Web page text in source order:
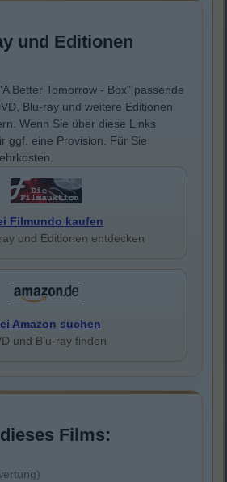
und Editionen
Better Tomorrow - Box" passende
Blu-ray und weitere Editionen
Wenn Sie über diese Links
ggf. eine Provision. Für Sie
Filmundo kaufen
und Editionen entdecken
Amazon suchen
und Blu-ray finden
Films: